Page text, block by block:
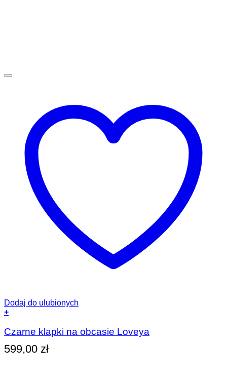
Dodaj do ulubionych
+
produkt
ma
wiele
wariantów.
Czarne klapki na obcasie Loveya
599,00 zł